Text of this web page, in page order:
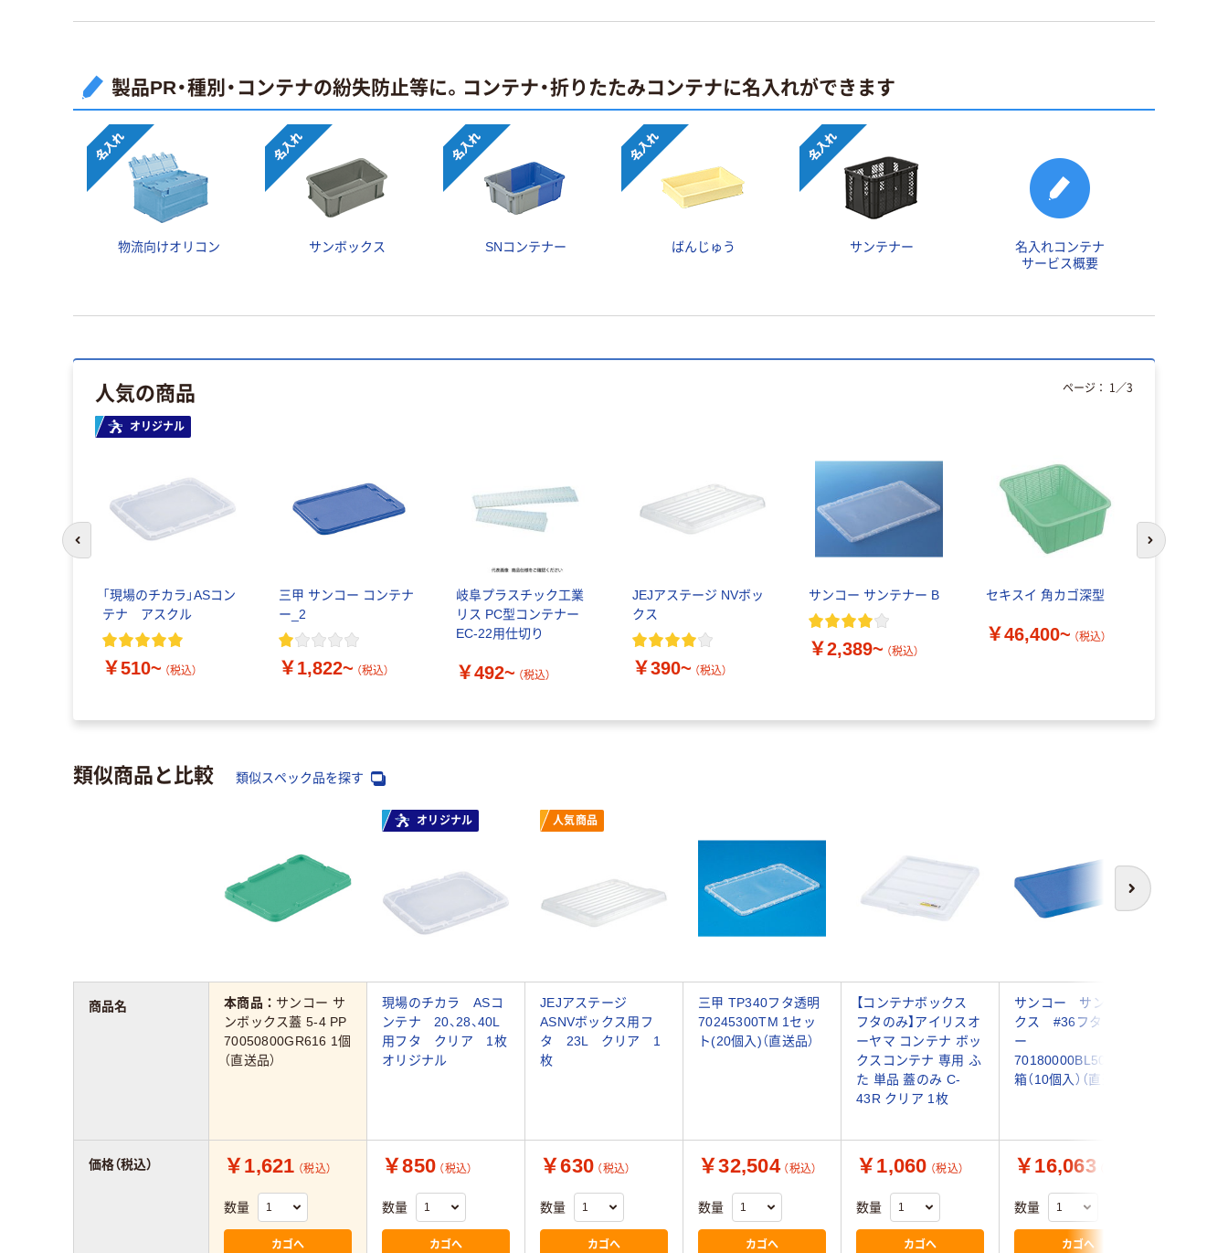
製品PR・種別・コンテナの紛失防止等に。コンテナ・折りたたみコンテナに名入れができます
物流向けオリコン サンボックス SNコンテナー ばんじゅう サンテナー
名入れコンテナ
サービス概要
人気の商品
オリジナル
「現場のチカラ」ASコン
テナ アスクル
￥510~ （税込）
三甲 サンコー コンテナ
ー_2
￥1,822~ （税込）
岐阜プラスチック工業
リス PC型コンテナー
EC-22用仕切り
￥492~ （税込）
JEJアステージ NVボッ
クス
￥390~ （税込）
サンコー サンテナー B
￥2,389~ （税込）
セキスイ 角カゴ深型
￥46,400~ （税込）
ページ： 1 ／3
前のスライドへ 次のスライド
類似商品と比較 類似スペック品を探す
次へ
オリジナル 人気商品
本商品： サンコー サ
ンボックス蓋 5-4 PP
70050800GR616 1個
（直送品）
現場のチカラ ASコ
ンテナ 20、28、40L
用フタ クリア 1枚
オリジナル
JEJアステージ
ASNVボックス用フ
タ 23L クリア 1
枚
三甲 TP340フタ透明
70245300TM 1セッ
ト(20個入)（直送品）
【コンテナボックス
フタのみ】アイリスオ
ーヤマ コンテナ ボッ
クスコンテナ 専用 ふ
た 単品 蓋のみ C-
43R クリア 1枚
サンコー サンボッ
クス #36フタ ブル
ー
70180000BL503 1
箱（10個入）（直送品）
￥1,621 （税込）
数量
カゴへ
￥850 （税込）
数量
カゴへ
￥630 （税込）
数量
カゴへ
￥32,504 （税込）
数量
カゴへ
￥1,060 （税込）
数量
カゴへ
￥16,063
数量
カゴへ
商品名
価格（税込）